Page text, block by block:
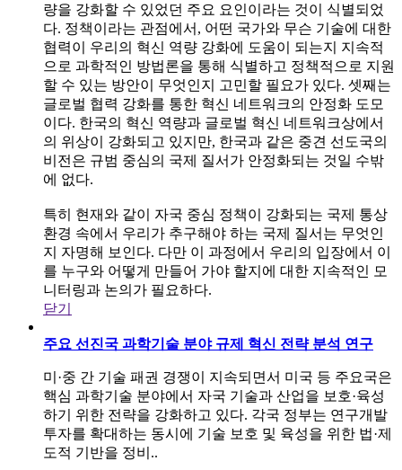
량을 강화할 수 있었던 주요 요인이라는 것이 식별되었
다. 정책이라는 관점에서, 어떤 국가와 무슨 기술에 대한
협력이 우리의 혁신 역량 강화에 도움이 되는지 지속적
으로 과학적인 방법론을 통해 식별하고 정책적으로 지원
할 수 있는 방안이 무엇인지 고민할 필요가 있다. 셋째는
글로벌 협력 강화를 통한 혁신 네트워크의 안정화 도모
이다. 한국의 혁신 역량과 글로벌 혁신 네트워크상에서
의 위상이 강화되고 있지만, 한국과 같은 중견 선도국의
비전은 규범 중심의 국제 질서가 안정화되는 것일 수밖
에 없다.
특히 현재와 같이 자국 중심 정책이 강화되는 국제 통상
환경 속에서 우리가 추구해야 하는 국제 질서는 무엇인
지 자명해 보인다. 다만 이 과정에서 우리의 입장에서 이
를 누구와 어떻게 만들어 가야 할지에 대한 지속적인 모
니터링과 논의가 필요하다.
닫기
주요 선진국 과학기술 분야 규제 혁신 전략 분석 연구
미·중 간 기술 패권 경쟁이 지속되면서 미국 등 주요국은
핵심 과학기술 분야에서 자국 기술과 산업을 보호·육성
하기 위한 전략을 강화하고 있다. 각국 정부는 연구개발
투자를 확대하는 동시에 기술 보호 및 육성을 위한 법·제
도적 기반을 정비..